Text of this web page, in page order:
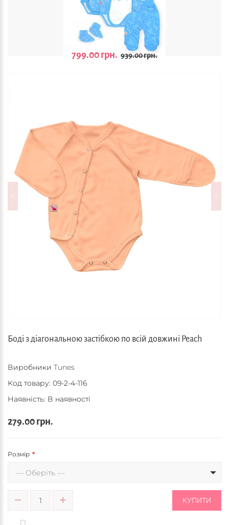
799.00 грн. 939.00 грн.
Боді з діагональною застібкою по всій довжині Peach
Виробники Tunes
Код товару: 09-2-4-116
Наявність: В наявності
279.00 грн.
Розмір
--- Оберіть ---
КУПИТИ